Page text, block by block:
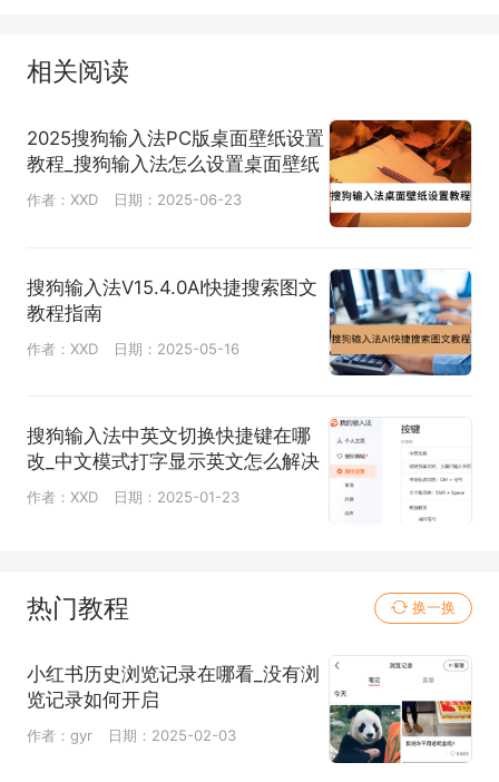
相关阅读
2025搜狗输入法PC版桌面壁纸设置
教程_搜狗输入法怎么设置桌面壁纸
作者：XXD 日期：2025-06-23
搜狗输入法V15.4.0AI快捷搜索图文
教程指南
作者：XXD 日期：2025-05-16
搜狗输入法中英文切换快捷键在哪
改_中文模式打字显示英文怎么解决
作者：XXD 日期：2025-01-23
热门教程 换一换
小红书历史浏览记录在哪看_没有浏
览记录如何开启
作者：gyr 日期：2025-02-03